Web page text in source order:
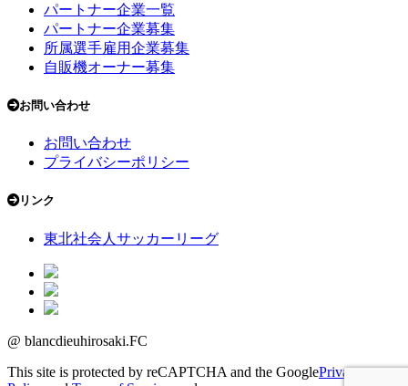
パートナー企業一覧
パートナー企業募集
所属選手雇用企業募集
自販機オーナー募集
お問い合わせ
お問い合わせ
プライバシーポリシー
リンク
東北社会人サッカーリーグ
@ blancdieuhirosaki.FC
This site is protected by reCAPTCHA and the GooglePrivacy